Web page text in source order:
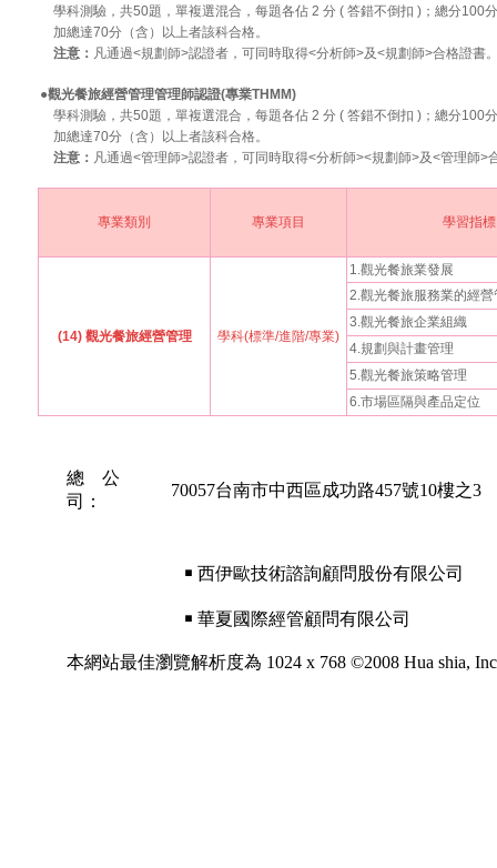
學科測驗，共50題，單複選混合，每題各佔 2 分 ( 答錯不倒扣 )；總分100
加總達70分（含）以上者該科合格。
注意： 凡通過<規劃師>認證者，可同時取得<分析師>及<規劃師>合格證書
●觀光餐旅經營管理管理師認證(專業THMM)
學科測驗，共50題，單複選混合，每題各佔 2 分 ( 答錯不倒扣 )；總分100
加總達70分（含）以上者該科合格。
注意： 凡通過<管理師>認證者，可同時取得<分析師><規劃師>及<管理師>
專業類別 專業項目 學習指標
(14) 觀光餐旅經營管理 學科(標準/進階/專業)
1.觀光餐旅業發展
2.觀光餐旅服務業的經營
3.觀光餐旅企業組織
4.規劃與計畫管理
5.觀光餐旅策略管理
6.市場區隔與產品定位
總 公
司：
70057台南市中西區成功路457號10樓之3
￭ 西伊歐技術諮詢顧問股份有限公司
￭ 華夏國際經管顧問有限公司
本網站最佳瀏覽解析度為 1024 x 768 ©2008 Hua shia,